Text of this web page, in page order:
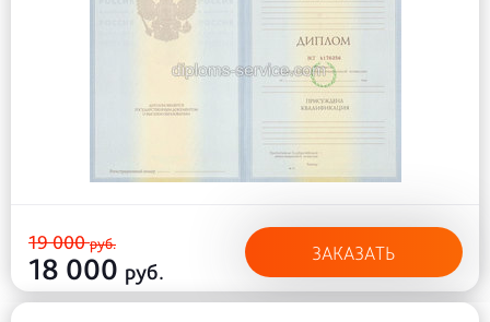
19 000руб.
18 000 руб.
ЗАКАЗАТЬ